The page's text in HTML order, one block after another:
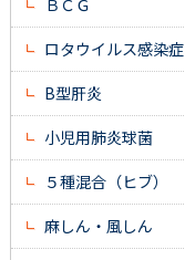
ＢＣＧ
ロタウイルス感染症
B型肝炎
小児用肺炎球菌
５種混合（ヒブ）
麻しん・風しん